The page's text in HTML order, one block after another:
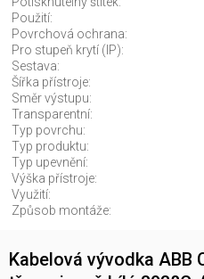
Použití:
Povrchová ochrana:
Pro stupeň krytí (IP):
Sestava:
Šířka přístroje:
Směr výstupu:
Transparentní:
Typ povrchu:
Typ produktu:
Typ upevnění:
Výška přístroje:
Využití:
Způsob montáže:
Kabelová vývodka ABB